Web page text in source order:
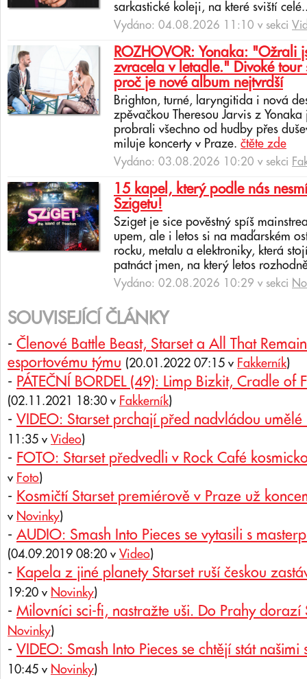
sarkastické koleji, na které sviští
Vydáno: 04.08.2026 11:10 v sekci
ROZHOVOR: Yonaka: "Ožrali
zvracela v letadle." Divoké tour
proč je nové album nejtvrdší
Brighton, turné, laryngitida i nová
zpěvačkou Theresou Jarvis z
probrali všechno od hudby přes
miluje koncerty v Praze. čtěte zde
Vydáno: 03.08.2026 10:20 v sekci
15 kapel, který podle nás
Szigetu!
Sziget je sice pověstný spíš
upem, ale i letos si na maďarském
rocku, metalu a elektroniky, která
patnáct jmen, na který letos
Vydáno: 02.08.2026 10:29 v sekci
SOUVISEJÍCÍ ČLÁNKY
- Členové Battle Beast, Starset a All That
esportovému týmu (20.01.2022 07:15 v Fakkerník)
- PÁTEČNÍ BORDEL (49): Limp Bizkit, Cradle of
(02.11.2021 18:30 v Fakkerník)
- VIDEO: Starset prchají před nadvládou umělé
11:35 v Video)
- FOTO: Starset předvedli v Rock Café
v Foto)
- Kosmičtí Starset premiérově v Praze už
v Novinky)
- AUDIO: Smash Into Pieces se vytasili s
(04.09.2019 08:20 v Video)
- Kapela z jiné planety Starset ruší českou
19:20 v Novinky)
- Milovníci sci-fi, nastražte uši. Do Prahy dorazí
Novinky)
- VIDEO: Smash Into Pieces se chtějí stát našimi
10:45 v Novinky)